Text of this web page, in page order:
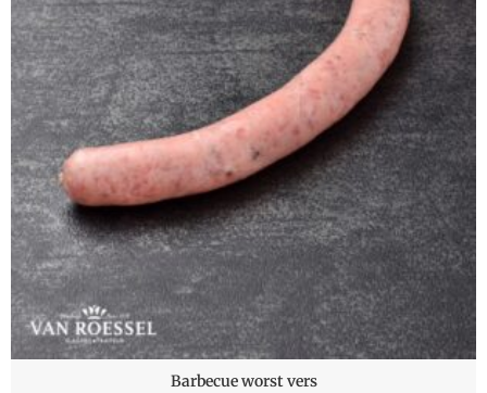
Barbecue worst vers